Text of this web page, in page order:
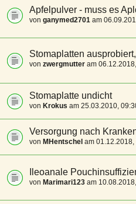
Apfelpulver - muss es
von ganymed2701 am
Stomaplatten
von zwergmutter am
Stomaplatte undicht
von Krokus am 25.03.2010,
Versorgung nach
von MHentschel am 01.12.2018,
Ileoanale
von Marimari123 am